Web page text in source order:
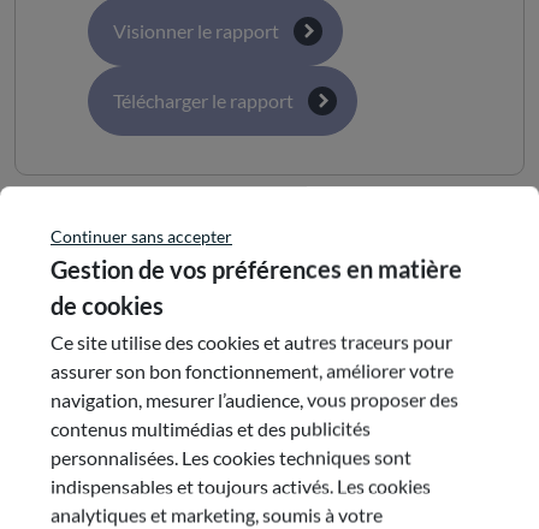
Visionner le rapport
Télécharger le rapport
Document(s)
Continuer sans accepter
Gestion de vos préférences en matière
de cookies
Ce site utilise des cookies et autres traceurs pour
assurer son bon fonctionnement, améliorer votre
navigation, mesurer l’audience, vous proposer des
contenus multimédias et des publicités
personnalisées. Les cookies techniques sont
indispensables et toujours activés. Les cookies
analytiques et marketing, soumis à votre